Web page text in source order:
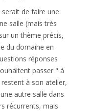
serait de faire une
salle (mais très
un thème précis,
du domaine en
réponses
passer " à
à son atelier,
autre salle dans
récurrents, mais